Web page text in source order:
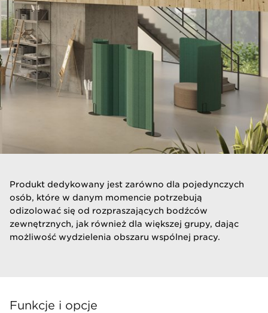
​Produkt dedykowany jest zarówno dla pojedynczych
osób, które w danym momencie potrzebują
odizolować się od rozpraszających bodźców
zewnętrznych, jak również dla większej grupy, dając
możliwość wydzielenia obszaru wspólnej pracy.
Funkcje i opcje